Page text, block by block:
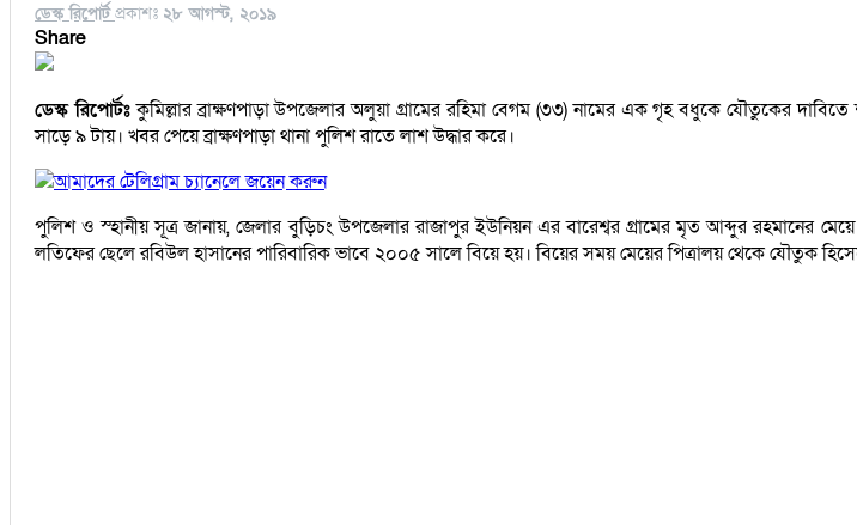
ডেস্ক রিপোর্ট প্রকাশঃ ২৮ আগস্ট, ২০১৯
Share
ডেস্ক রিপোর্টঃকুমিল্লার ব্রাক্ষণপাড়া উপজেলার অলুয়া গ্রামের রহিমা বেগম (৩৩) নামের এক গৃহ বধুকে যৌতুকের দাবিতে
সাড়ে ৯ টায়। খবর পেয়ে ব্রাক্ষণপাড়া থানা পুলিশ রাতে লাশ উদ্ধার করে।
আমাদের টেলিগ্রাম চ্যানেলে জয়েন করুন
পুলিশ ও স্হানীয় সূত্র জানায়, জেলার বুড়িচং উপজেলার রাজাপুর ইউনিয়ন এর বারেশ্বর গ্রামের মৃত আব্দুর রহমানের
লতিফের ছেলে রবিউল হাসানের পারিবারিক ভাবে ২০০৫ সালে বিয়ে হয়। বিয়ের সময় মেয়ের পিত্রালয় থেকে যৌতুক